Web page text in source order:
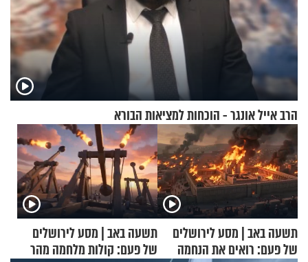
הרב אייל אונגר - הוכחות למציאות הבורא
תשעה באב | מסע לירושלים
של פעם: רואים את הנחמה
תשעה באב | מסע לירושלים
של פעם: קולות מלחמה מהר